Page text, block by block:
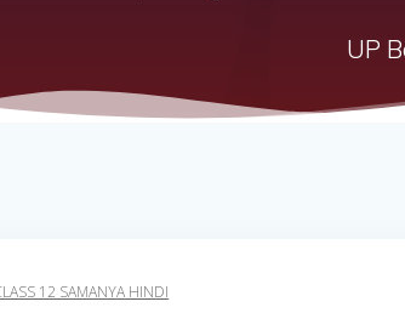
UP
12 SAMANYA HINDI